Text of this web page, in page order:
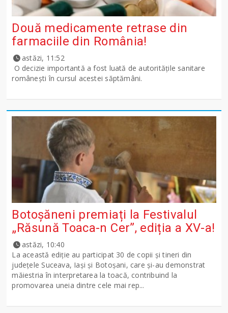
Două medicamente retrase din
farmaciile din România!
astăzi, 11:52
O decizie importantă a fost luată de autoritățile sanitare
românești în cursul acestei săptămâni.
Botoșăneni premiați la Festivalul
„Răsună Toaca-n Cer”, ediția a XV-a!
astăzi, 10:40
La această ediție au participat 30 de copii și tineri din
județele Suceava, Iași și Botoșani, care și-au demonstrat
măiestria în interpretarea la toacă, contribuind la
promovarea uneia dintre cele mai rep...